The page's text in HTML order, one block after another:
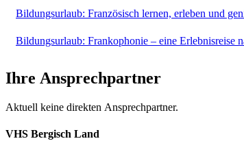
Bildungsurlaub: Französisch lernen, erleben und
Bildungsurlaub: Frankophonie – eine Erlebnisreise
Ihre Ansprechpartner
Aktuell keine direkten Ansprechpartner.
VHS Bergisch Land